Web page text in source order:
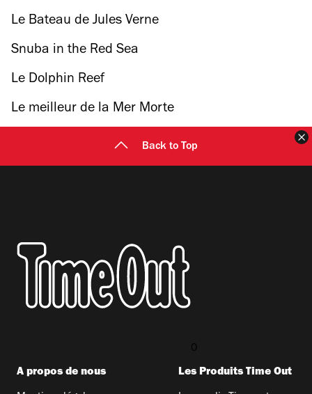
Le Bateau de Jules Verne
Snuba in the Red Sea
Le Dolphin Reef
Le meilleur de la Mer Morte
Back to Top
0
A propos de nous Les Produits Time Out​